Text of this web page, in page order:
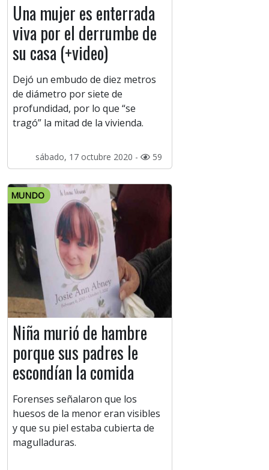
Una mujer es enterrada
viva por el derrumbe de
su casa (+video)
Dejó un embudo de diez metros
de diámetro por siete de
profundidad, por lo que “se
tragó” la mitad de la vivienda.
sábado, 17 octubre 2020 - 59
MUNDO
Niña murió de hambre
porque sus padres le
escondían la comida
Forenses señalaron que los
huesos de la menor eran visibles
y que su piel estaba cubierta de
magulladuras.